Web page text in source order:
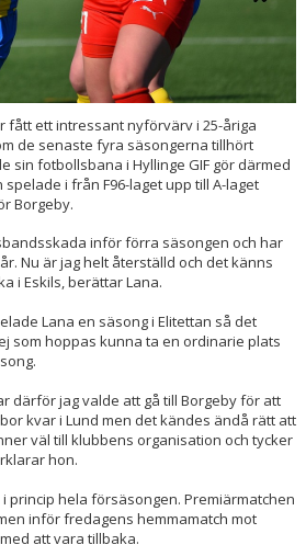
fått ett intressant nyförvärv i 25-åriga
de senaste fyra säsongerna tillhört
sin fotbollsbana i Hyllinge GIF gör därmed
spelade i från F96-laget upp till A-laget
Borgeby.
inför förra säsongen och har
Nu är jag helt återställd och det känns
i Eskils, berättar Lana.
Lana en säsong i Elitettan så det
som hoppas kunna ta en ordinarie plats
därför jag valde att gå till Borgeby för att
kvar i Lund men det kändes ändå rätt att
väl till klubbens organisation och tycker
hon.
princip hela försäsongen. Premiärmatchen
inför fredagens hemmamatch mot
att vara tillbaka.